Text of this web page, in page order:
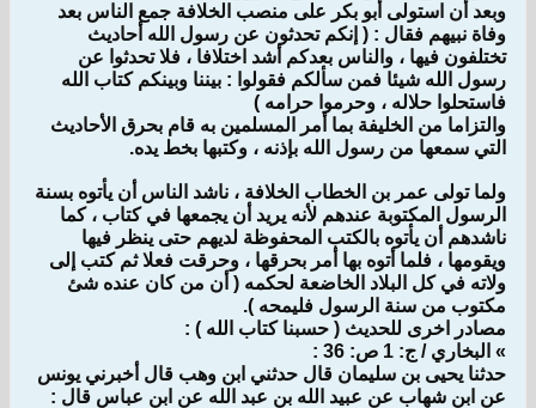
وبعد أن استولى أبو بكر على منصب الخلافة جمع الناس بعد
وفاة نبيهم فقال : ( إنكم تحدثون عن رسول الله أحاديث
تختلفون فيها ، والناس بعدكم أشد اختلافا ، فلا تحدثوا عن
رسول الله شيئا فمن سألكم فقولوا : بيننا وبينكم كتاب الله
فاستحلوا حلاله ، وحرموا حرامه )
والتزاما من الخليفة بما أمر المسلمين به قام بحرق الأحاديث
التي سمعها من رسول الله بإذنه ، وكتبها بخط يده.
ولما تولى عمر بن الخطاب الخلافة ، ناشد الناس أن يأتوه بسنة
الرسول المكتوبة عندهم لأنه يريد أن يجمعها في كتاب ، كما
ناشدهم أن يأتوه بالكتب المحفوظة لديهم حتى ينظر فيها
ويقومها ، فلما أتوه بها أمر بحرقها ، وحرقت فعلا ثم كتب إلى
ولاته في كل البلاد الخاضعة لحكمه ( أن من كان عنده شئ
مكتوب من سنة الرسول فليمحه ).
مصادر اخرى للحديث ( حسبنا كتاب الله ) :
» البخاري / ج: 1 ص: 36 :
حدثنا يحيى بن سليمان قال حدثني ابن وهب قال أخبرني يونس
عن ابن شهاب عن عبيد الله بن عبد الله عن ابن عباس قال :